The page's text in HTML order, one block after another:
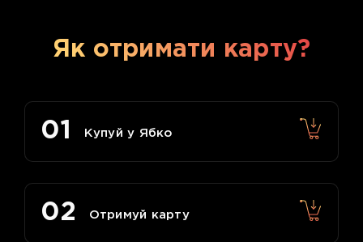
Як отримати карту?
01 Купуй у Ябко
02 Отримуй карту